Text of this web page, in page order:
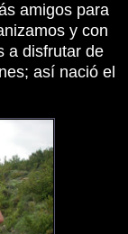
amigos para
y con
a disfrutar de
así nació el